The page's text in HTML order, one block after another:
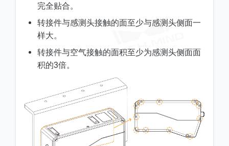
完全贴合。
转接件与感测头接触的面至少与感测头侧面一
样大。
转接件与空气接触的面积至少为感测头侧面面
积的3倍。